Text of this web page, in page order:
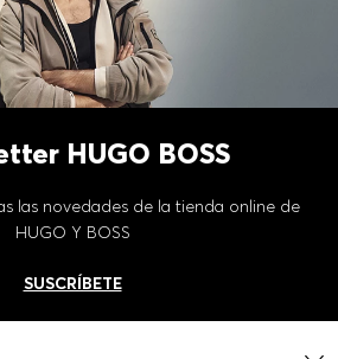
HUGO BOSS
las novedades de la tienda online de
HUGO Y BOSS
SUSCRÍBETE